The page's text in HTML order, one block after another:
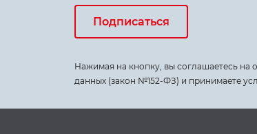
Подписаться
Нажимая на кнопку, вы соглашаетесь на
данных (закон №152-ФЗ) и принимаете